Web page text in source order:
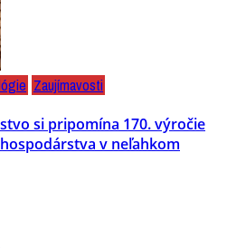
Zaujímavosti
si pripomína 170. výročie
v neľahkom